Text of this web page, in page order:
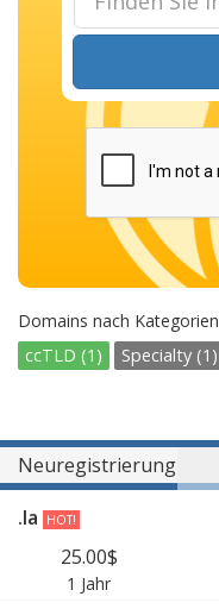
Domains nach Kategorien
ccTLD (1)
Specialty (1)
Neuregistrierung
.la
HOT!
25.00$
1 Jahr